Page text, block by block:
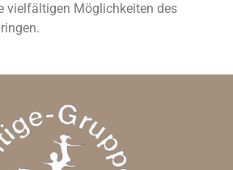
vielfältigen Möglichkeiten des